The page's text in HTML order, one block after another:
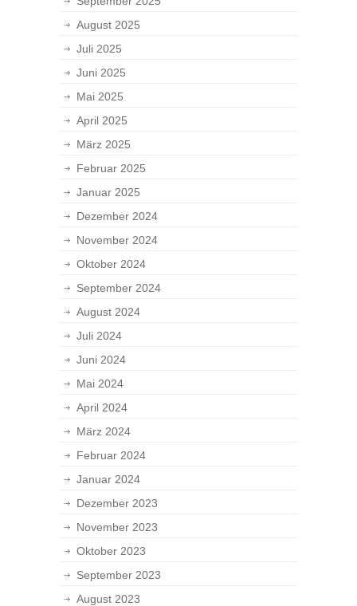
August 2025
Juli 2025
Juni 2025
Mai 2025
April 2025
März 2025
Februar 2025
Januar 2025
Dezember 2024
November 2024
Oktober 2024
September 2024
August 2024
Juli 2024
Juni 2024
Mai 2024
April 2024
März 2024
Februar 2024
Januar 2024
Dezember 2023
November 2023
Oktober 2023
September 2023
August 2023